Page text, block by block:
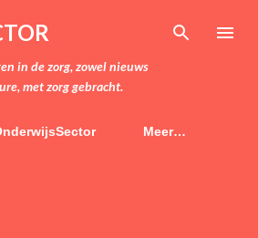
naar hoofdcontent
in de zorg, zowel nieuws
met zorg gebracht.
Meer…